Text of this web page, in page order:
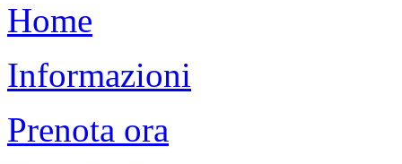
Home
Informazioni
Prenota ora